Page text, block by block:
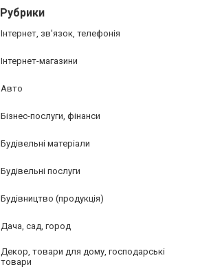
Рубрики
Інтернет, зв'язок, телефонія
Інтернет-магазини
Авто
Бізнес-послуги, фінанси
Будівельні матеріали
Будівельні послуги
Будівництво (продукція)
Дача, сад, город
Декор, товари для дому, господарські
товари